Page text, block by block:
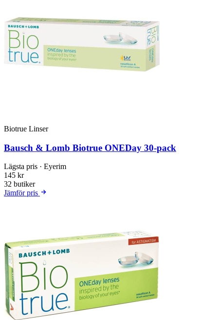
Biotrue Linser
Bausch & Lomb Biotrue ONEDay 30-pack
Lägsta pris · Eyerim
145 kr
32 butiker
Jämför pris